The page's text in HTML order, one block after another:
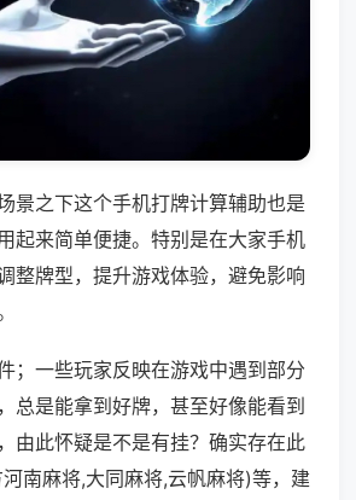
景之下这个手机打牌计算辅助也是
起来简单便捷。特别是在大家手机
整牌型，提升游戏体验，避免影响
；一些玩家反映在游戏中遇到部分
总是能拿到好牌，甚至好像能看到
由此怀疑是不是有挂？确实存在此
南麻将,大同麻将,云帆麻将)等，建